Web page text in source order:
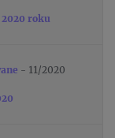
roku
- 11/2020